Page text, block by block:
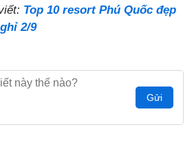
Top 10 resort Phú Quốc đẹp
2/9
Gửi